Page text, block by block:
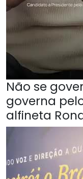
Não se
governa
alfineta